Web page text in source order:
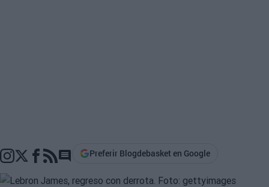
Go to comments section
Preferir Blogdebasket en Google